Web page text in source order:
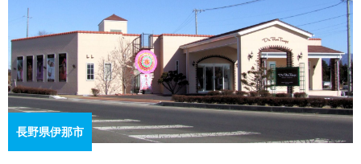
長野県伊那市